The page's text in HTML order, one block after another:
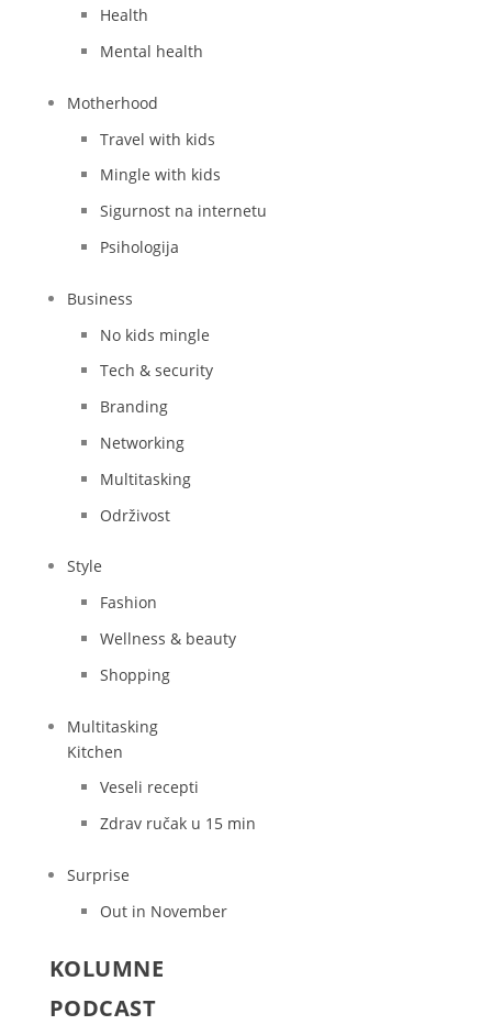
Health
Mental health
Motherhood
Travel with kids
Mingle with kids
Sigurnost na internetu
Psihologija
Business
No kids mingle
Tech & security
Branding
Networking
Multitasking
Održivost
Style
Fashion
Wellness & beauty
Shopping
Multitasking
Kitchen
Veseli recepti
Zdrav ručak u 15 min
Surprise
Out in November
KOLUMNE
PODCAST